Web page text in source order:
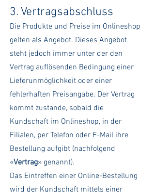
3. Vertragsabschluss
Die Produkte und Preise im Onlineshop
gelten als Angebot. Dieses Angebot
steht jedoch immer unter der den
Vertrag auflösenden Bedingung einer
Lieferunmöglichkeit oder einer
fehlerhaften Preisangabe. Der Vertrag
kommt zustande, sobald die
Kundschaft im Onlineshop, in der
Filialen, per Telefon oder E-Mail ihre
Bestellung aufgibt (nachfolgend
«Vertrag» genannt).
Das Eintreffen einer Online-Bestellung
wird der Kundschaft mittels einer